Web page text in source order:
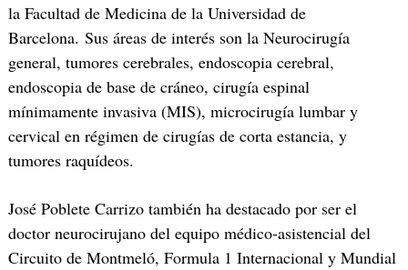
la Facultad de Medicina de la Universidad de
Barcelona. Sus áreas de interés son la Neurocirugía
general, tumores cerebrales, endoscopia cerebral,
endoscopia de base de cráneo, cirugía espinal
mínimamente invasiva (MIS), microcirugía lumbar y
cervical en régimen de cirugías de corta estancia, y
tumores raquídeos.
José Poblete Carrizo también ha destacado por ser el
doctor neurocirujano del equipo médico-asistencial del
Circuito de Montmeló, Formula 1 Internacional y Mundial